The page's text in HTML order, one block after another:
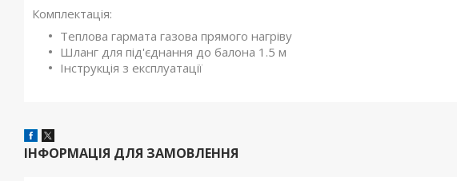
Комплектація:
Теплова гармата газова прямого нагріву
Шланг для під'єднання до балона 1.5 м
Інструкція з експлуатації
ІНФОРМАЦІЯ ДЛЯ ЗАМОВЛЕННЯ